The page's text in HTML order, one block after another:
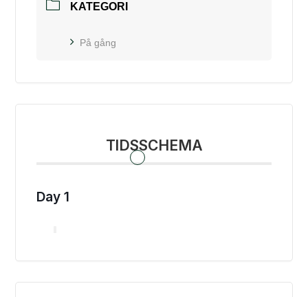
KATEGORI
På gång
TIDSSCHEMA
Day 1